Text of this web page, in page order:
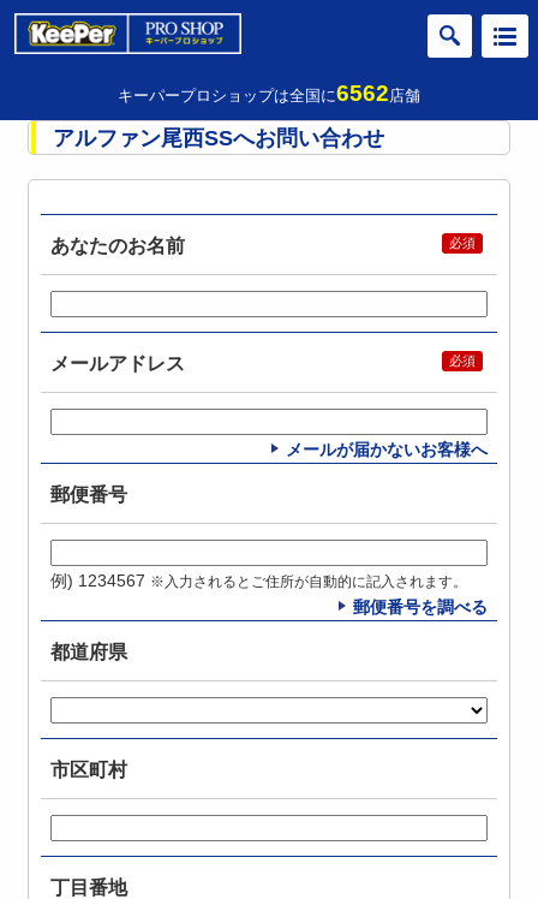
キーパープロショップは全国に6562店舗
アルファン尾西SSへお問い合わせ
あなたのお名前
メールアドレス
メールが届かないお客様へ
郵便番号
例) 1234567 ※入力されるとご住所が自動的に記入されます。
郵便番号を調べる
都道府県
市区町村
丁目番地